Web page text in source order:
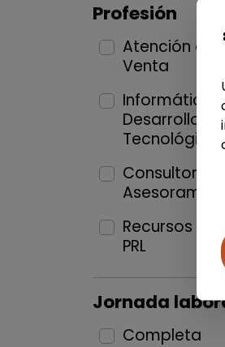
Profesión
Atención al
Venta
Informática y
Desarrollo
Tecnológico
Consultoría y
Recursos
PRL
Jornada
Completa